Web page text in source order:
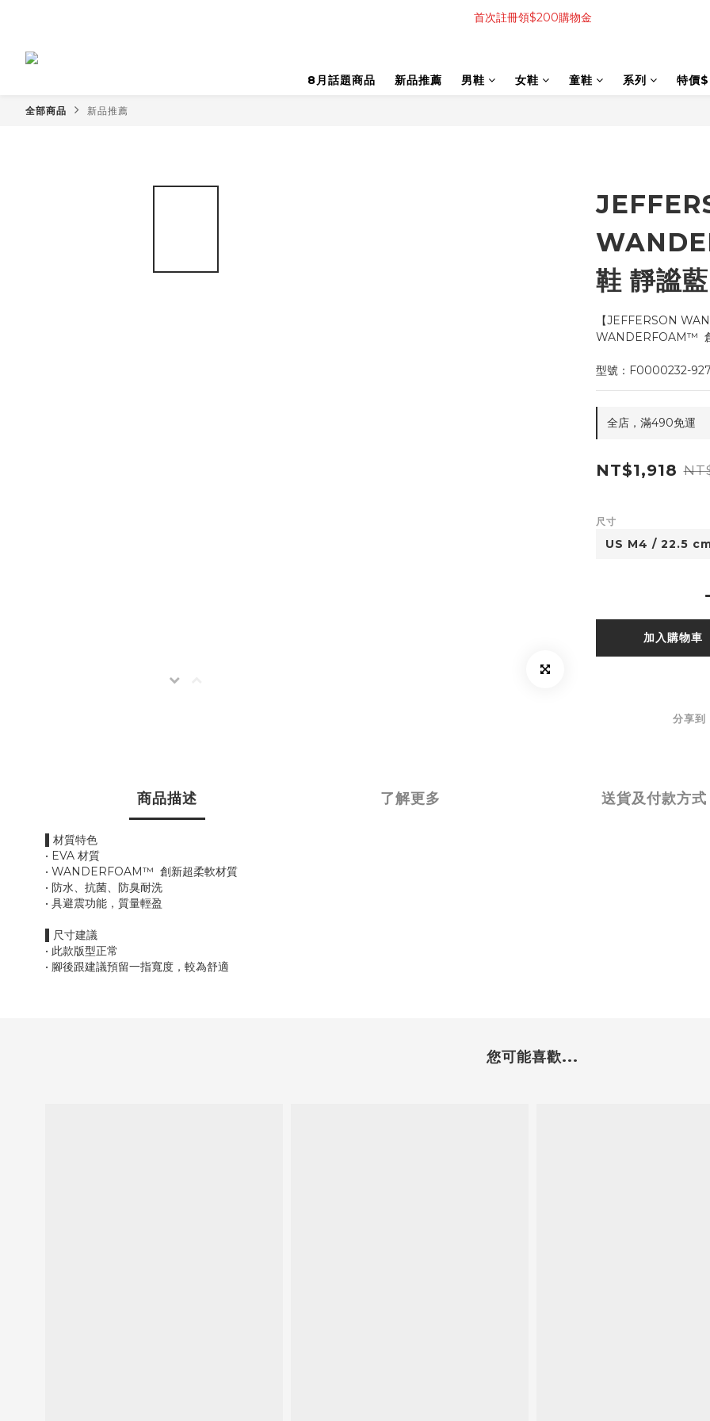
首次註冊領$200購物金
8月話題商品 新品推薦 男鞋 女鞋 童鞋 系列 特價
全部商品 新品推薦
鞋 靜謐藍
【JEFFERSON
WANDERFOAM™
型號：F0000232-
全店，滿490免運
NT$1,918
尺寸
加入購物車
分享到
商品描述 了解更多 送貨及付款方式
▌材質特色
• EVA 材質
• WANDERFOAM™ 創新超柔軟材質
• 防水、抗菌、防臭耐洗
• 具避震功能，質量輕盈
▌尺寸建議
• 此款版型正常
• 腳後跟建議預留一指寬度，較為舒適
您可能喜歡...